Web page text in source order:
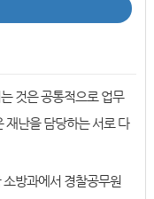
것은 공통적으로 업무
재난을 담당하는 서로 다
방과에서 경찰공무원